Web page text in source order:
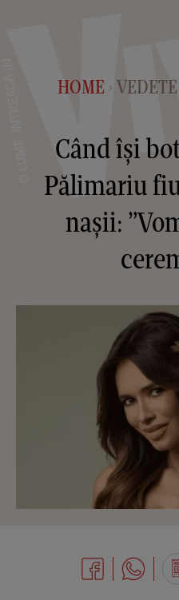
HOME >
Când își
Pălimariu
nașii: